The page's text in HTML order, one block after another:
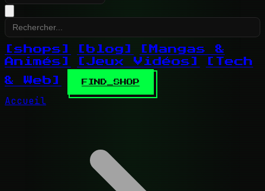
[shops] [blog]
[Mangas &
Animés]
[Jeux Vidéos]
[Tech
& Web]
FIND_SHOP
Accueil